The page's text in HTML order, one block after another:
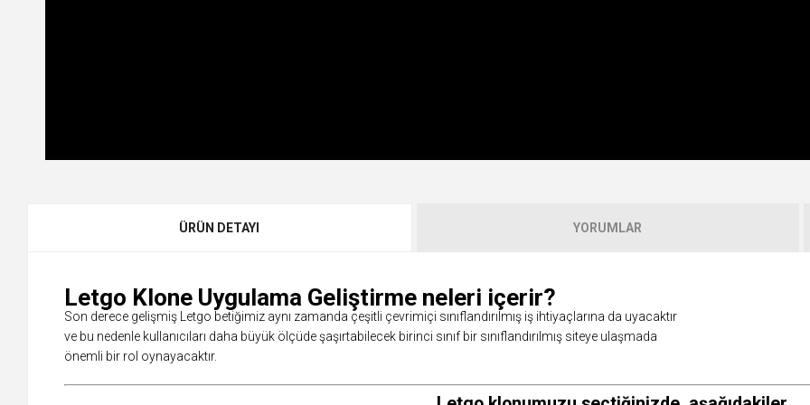
ÜRÜN DETAYI YORUMLAR
Letgo Klone Uygulama Geliştirme neleri içerir?
Son derece gelişmiş Letgo betiğimiz aynı zamanda çeşitli çevrimiçi sınıflandırılmış iş ihtiyaçlarına da uyacaktır
ve bu nedenle kullanıcıları daha büyük ölçüde şaşırtabilecek birinci sınıf bir sınıflandırılmış siteye ulaşmada
önemli bir rol oynayacaktır.